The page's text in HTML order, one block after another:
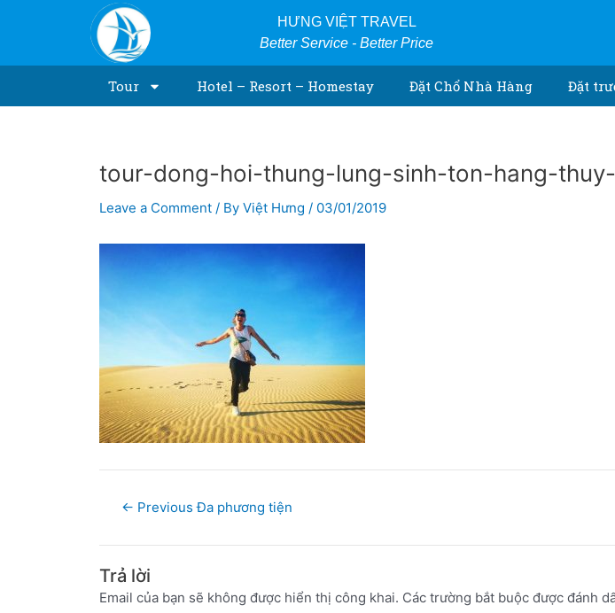
HƯNG VIỆT TRAVEL
Better Service - Better Price
Tour Hotel – Resort – Homestay Đặt Chổ Nhà Hàng Đặt
tour-dong-hoi-thung-lung-sinh-ton-hang-
Leave a Comment / By Việt Hưng / 03/01/2019
Post
navigation
← Previous Đa phương tiện
Trả lời
Email của bạn sẽ không được hiển thị công khai. Các trường bắt buộc được đánh